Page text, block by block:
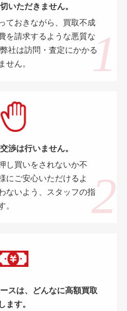
いただきません。
ておきながら、買取不成
を請求するような悪質な
社は訪問・査定にかかる
せん。
渉は行いません。
し買いをされないか不
にご安心いただけるよ
ないよう、スタッフの指
。
スは、どんなに高額買取
ます。